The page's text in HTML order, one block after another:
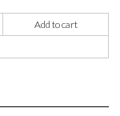
Add to cart